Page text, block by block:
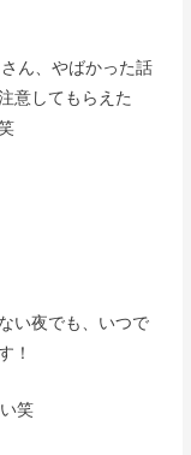
ん、やばかった話
意してもらえた
い夜でも、いつで
！
笑